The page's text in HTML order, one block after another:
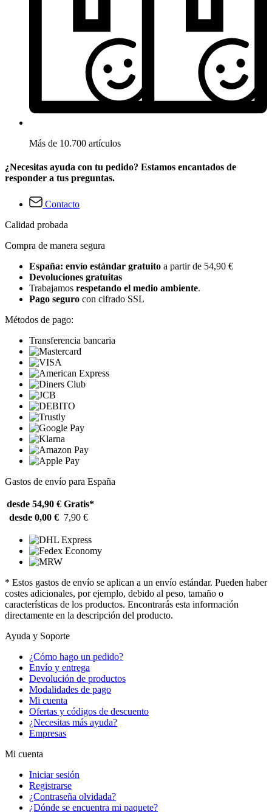
Más de 10.700 artículos
¿Necesitas ayuda con tu pedido? Estamos encantados de
responder a tus preguntas.
Contacto
Calidad probada
Compra de manera segura
España: envío estándar gratuito a partir de 54,90 €
Devoluciones gratuitas
Trabajamos respetando el medio ambiente.
Pago seguro con cifrado SSL
Métodos de pago:
Transferencia bancaria
Gastos de envío para España
desde 54,90 € Gratis*
desde 0,00 € 7,90 €
* Estos gastos de envío se aplican a un envío estándar. Pueden haber
costes adicionales, por ejemplo, debido al peso, tamaño o
características de los productos. Encontrarás esta información
directamente en la descripción del producto.
Ayuda y Soporte
¿Cómo hago un pedido?
Envío y entrega
Devolución de productos
Modalidades de pago
Mi cuenta
Ofertas y códigos de descuento
¿Necesitas más ayuda?
Empresas
Mi cuenta
Iniciar sesión
Registrarse
¿Contraseña olvidada?
¿Dónde se encuentra mi paquete?